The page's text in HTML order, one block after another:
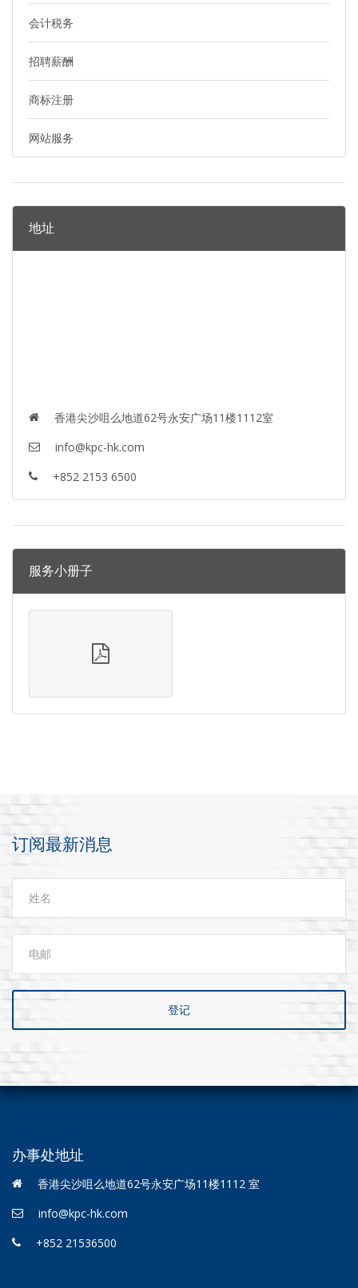
会计税务
招聘薪酬
商标注册
网站服务
地址
香港尖沙咀么地道62号永安广场11楼1112室
info@kpc-hk.com
+852 2153 6500
服务小册子
订阅最新消息
登记
办事处地址
香港尖沙咀么地道62号永安广场11楼1112 室
info@kpc-hk.com
+852 21536500